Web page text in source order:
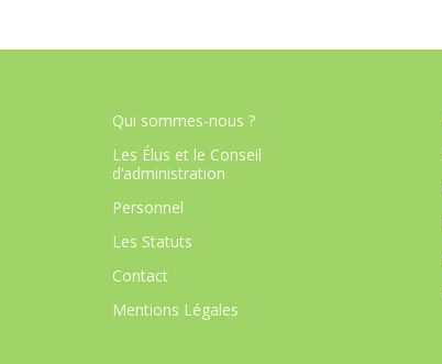
Qui sommes-nous ?
Les Élus et le Conseil
d’administration
Personnel
Les Statuts
Contact
Mentions Légales